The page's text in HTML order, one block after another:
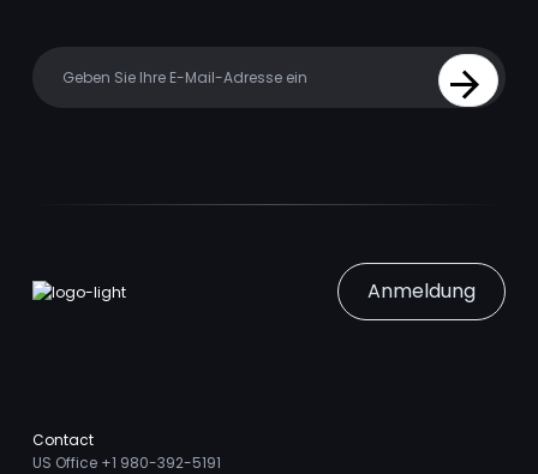
Sign Up
Anmeldung
Contact
US Office +1 980-392-5191